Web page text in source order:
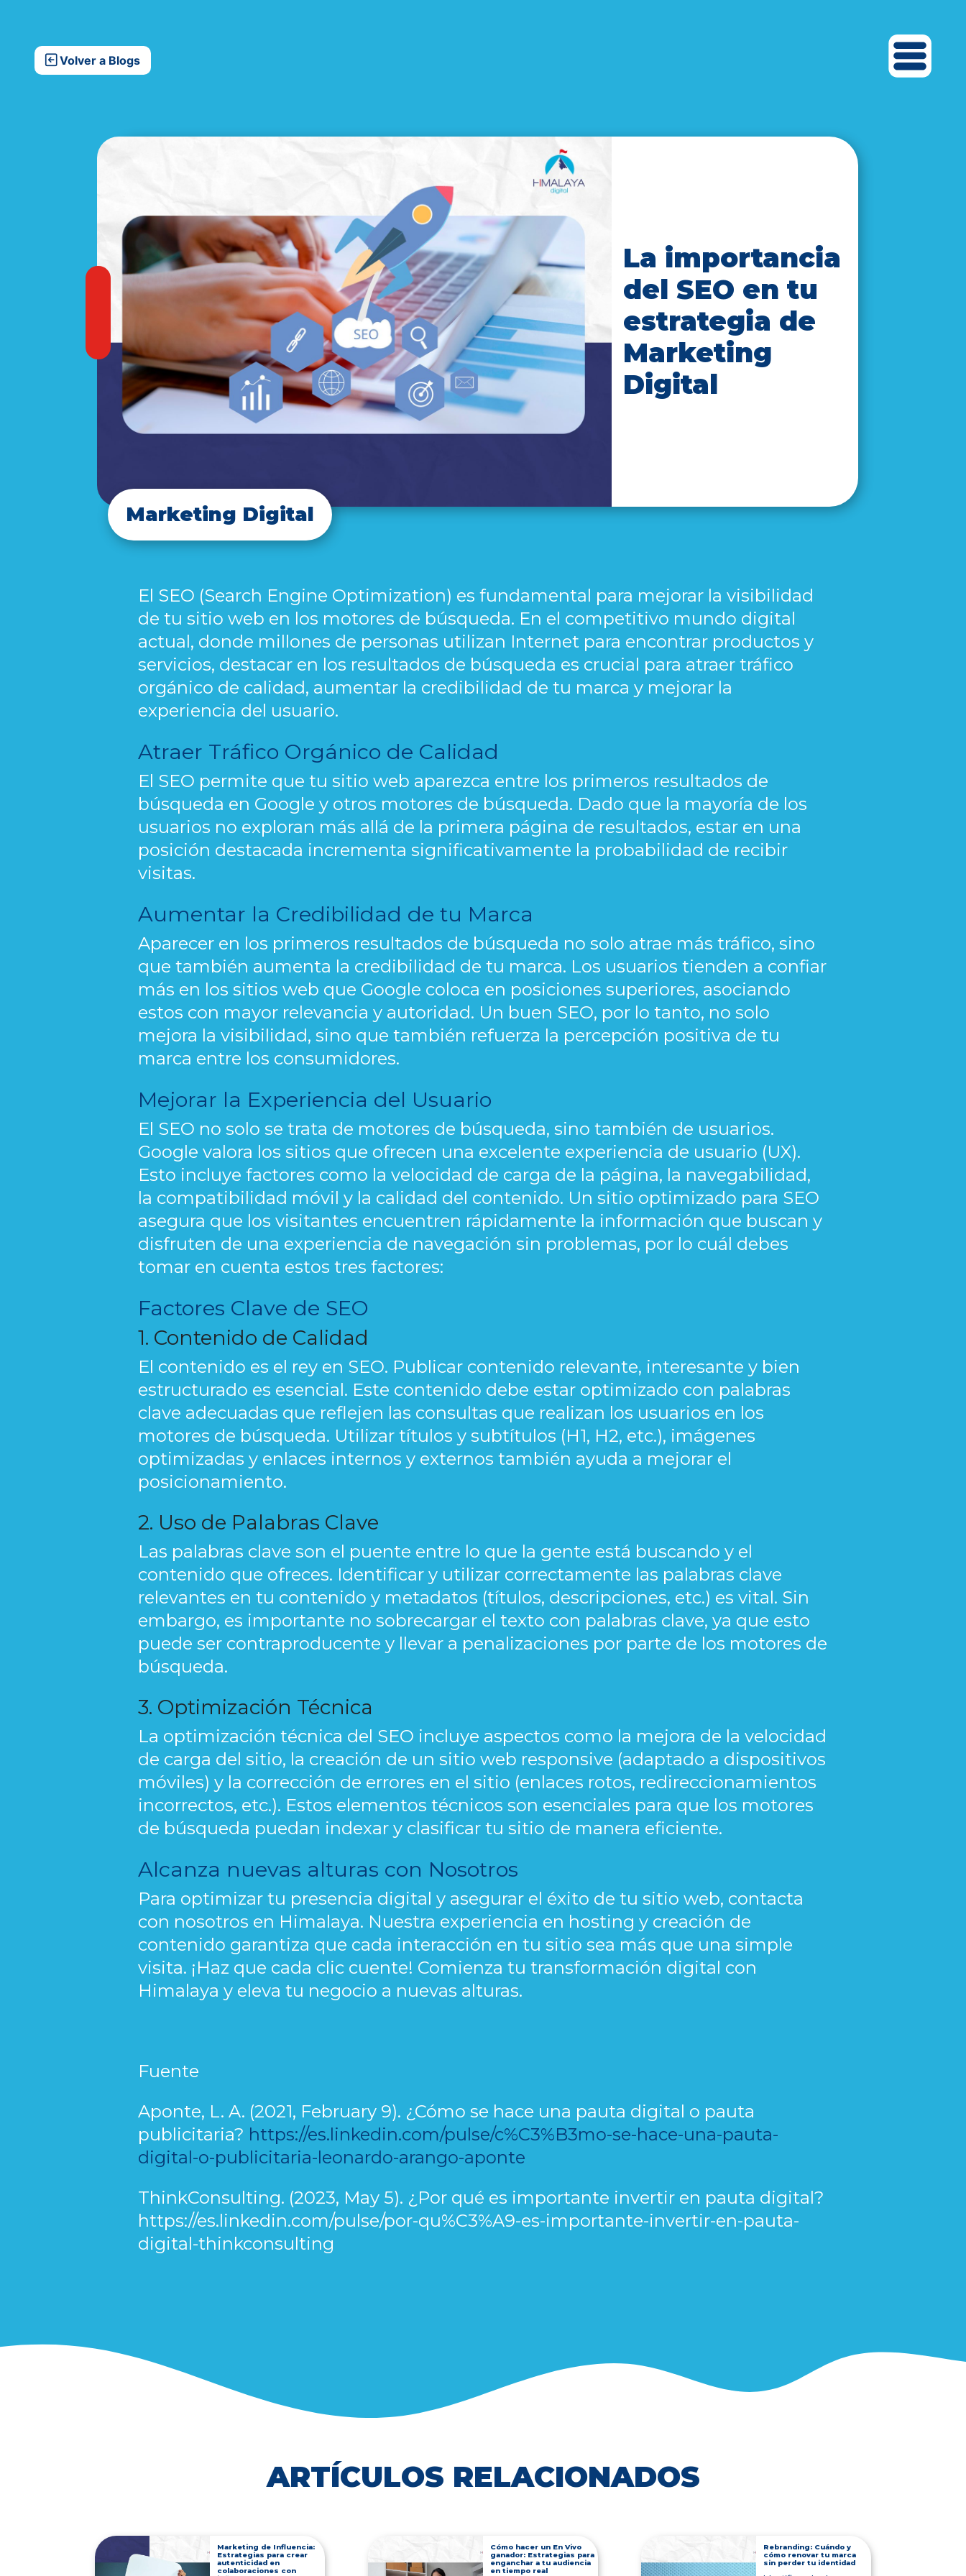
Volver a Blogs
La importancia
del SEO en tu
estrategia de
Marketing
Digital
Marketing Digital
El SEO (Search Engine Optimization) es fundamental para mejorar la visibilidad
de tu sitio web en los motores de búsqueda. En el competitivo mundo digital
actual, donde millones de personas utilizan Internet para encontrar productos y
servicios, destacar en los resultados de búsqueda es crucial para atraer tráfico
orgánico de calidad, aumentar la credibilidad de tu marca y mejorar la
experiencia del usuario.
Atraer Tráfico Orgánico de Calidad
El SEO permite que tu sitio web aparezca entre los primeros resultados de
búsqueda en Google y otros motores de búsqueda. Dado que la mayoría de los
usuarios no exploran más allá de la primera página de resultados, estar en una
posición destacada incrementa significativamente la probabilidad de recibir
visitas.
Aumentar la Credibilidad de tu Marca
Aparecer en los primeros resultados de búsqueda no solo atrae más tráfico, sino
que también aumenta la credibilidad de tu marca. Los usuarios tienden a confiar
más en los sitios web que Google coloca en posiciones superiores, asociando
estos con mayor relevancia y autoridad. Un buen SEO, por lo tanto, no solo
mejora la visibilidad, sino que también refuerza la percepción positiva de tu
marca entre los consumidores.
Mejorar la Experiencia del Usuario
El SEO no solo se trata de motores de búsqueda, sino también de usuarios.
Google valora los sitios que ofrecen una excelente experiencia de usuario (UX).
Esto incluye factores como la velocidad de carga de la página, la navegabilidad,
la compatibilidad móvil y la calidad del contenido. Un sitio optimizado para SEO
asegura que los visitantes encuentren rápidamente la información que buscan y
disfruten de una experiencia de navegación sin problemas, por lo cuál debes
tomar en cuenta estos tres factores:
Factores Clave de SEO
1. Contenido de Calidad
El contenido es el rey en SEO. Publicar contenido relevante, interesante y bien
estructurado es esencial. Este contenido debe estar optimizado con palabras
clave adecuadas que reflejen las consultas que realizan los usuarios en los
motores de búsqueda. Utilizar títulos y subtítulos (H1, H2, etc.), imágenes
optimizadas y enlaces internos y externos también ayuda a mejorar el
posicionamiento.
2. Uso de Palabras Clave
Las palabras clave son el puente entre lo que la gente está buscando y el
contenido que ofreces. Identificar y utilizar correctamente las palabras clave
relevantes en tu contenido y metadatos (títulos, descripciones, etc.) es vital. Sin
embargo, es importante no sobrecargar el texto con palabras clave, ya que esto
puede ser contraproducente y llevar a penalizaciones por parte de los motores de
búsqueda.
3. Optimización Técnica
La optimización técnica del SEO incluye aspectos como la mejora de la velocidad
de carga del sitio, la creación de un sitio web responsive (adaptado a dispositivos
móviles) y la corrección de errores en el sitio (enlaces rotos, redireccionamientos
incorrectos, etc.). Estos elementos técnicos son esenciales para que los motores
de búsqueda puedan indexar y clasificar tu sitio de manera eficiente.
Alcanza nuevas alturas con Nosotros
Para optimizar tu presencia digital y asegurar el éxito de tu sitio web, contacta
con nosotros en Himalaya. Nuestra experiencia en hosting y creación de
contenido garantiza que cada interacción en tu sitio sea más que una simple
visita. ¡Haz que cada clic cuente! Comienza tu transformación digital con
Himalaya y eleva tu negocio a nuevas alturas.
Fuente
Aponte, L. A. (2021, February 9). ¿Cómo se hace una pauta digital o pauta
publicitaria? https://es.linkedin.com/pulse/c%C3%B3mo-se-hace-una-pauta-
digital-o-publicitaria-leonardo-arango-aponte
ThinkConsulting. (2023, May 5). ¿Por qué es importante invertir en pauta digital?
https://es.linkedin.com/pulse/por-qu%C3%A9-es-importante-invertir-en-pauta-
digital-thinkconsulting
ARTÍCULOS RELACIONADOS
Marketing de Influencia:
Estrategias para crear
autenticidad en
colaboraciones con
Cómo hacer un En Vivo
ganador: Estrategias para
enganchar a tu audiencia
en tiempo real
Rebranding: Cuándo y
cómo renovar tu marca
sin perder tu identidad